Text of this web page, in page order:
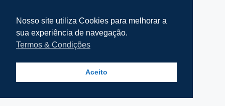
Nosso site utiliza Cookies para melhorar a
sua experiência de navegação.
Termos & Condições
Aceito